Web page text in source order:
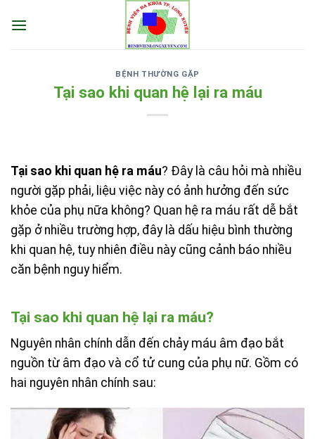
BỆNH THƯỜNG GẶP
Tại sao khi quan hệ lại ra máu
Tại sao khi quan hệ ra máu? Đây là câu hỏi mà nhiều
người gặp phải, liệu việc này có ảnh hưởng đến sức
khỏe của phụ nữa không? Quan hệ ra máu rất dễ bắt
gặp ở nhiều trường hợp, đây là dấu hiệu bình thường
khi quan hệ, tuy nhiên điều này cũng cảnh báo nhiều
căn bệnh nguy hiểm.
Tại sao khi quan hệ lại ra máu?
Nguyên nhân chính dẫn đến chảy máu âm đạo bắt
nguồn từ âm đạo và cổ tử cung của phụ nữ. Gồm có
hai nguyên nhân chính sau: